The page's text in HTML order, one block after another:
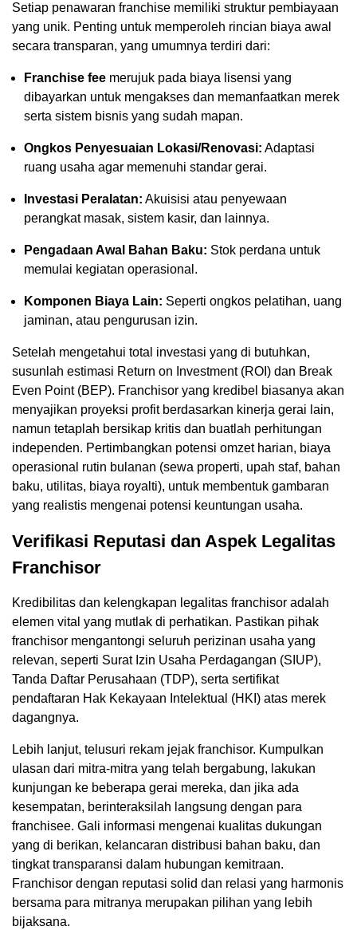
Setiap penawaran franchise memiliki struktur pembiayaan
yang unik. Penting untuk memperoleh rincian biaya awal
secara transparan, yang umumnya terdiri dari:
Franchise fee merujuk pada biaya lisensi yang
dibayarkan untuk mengakses dan memanfaatkan merek
serta sistem bisnis yang sudah mapan.
Ongkos Penyesuaian Lokasi/Renovasi: Adaptasi
ruang usaha agar memenuhi standar gerai.
Investasi Peralatan: Akuisisi atau penyewaan
perangkat masak, sistem kasir, dan lainnya.
Pengadaan Awal Bahan Baku: Stok perdana untuk
memulai kegiatan operasional.
Komponen Biaya Lain: Seperti ongkos pelatihan, uang
jaminan, atau pengurusan izin.
Setelah mengetahui total investasi yang di butuhkan,
susunlah estimasi Return on Investment (ROI) dan Break
Even Point (BEP). Franchisor yang kredibel biasanya akan
menyajikan proyeksi profit berdasarkan kinerja gerai lain,
namun tetaplah bersikap kritis dan buatlah perhitungan
independen. Pertimbangkan potensi omzet harian, biaya
operasional rutin bulanan (sewa properti, upah staf, bahan
baku, utilitas, biaya royalti), untuk membentuk gambaran
yang realistis mengenai potensi keuntungan usaha.
Verifikasi Reputasi dan Aspek Legalitas
Franchisor
Kredibilitas dan kelengkapan legalitas franchisor adalah
elemen vital yang mutlak di perhatikan. Pastikan pihak
franchisor mengantongi seluruh perizinan usaha yang
relevan, seperti Surat Izin Usaha Perdagangan (SIUP),
Tanda Daftar Perusahaan (TDP), serta sertifikat
pendaftaran Hak Kekayaan Intelektual (HKI) atas merek
dagangnya.
Lebih lanjut, telusuri rekam jejak franchisor. Kumpulkan
ulasan dari mitra-mitra yang telah bergabung, lakukan
kunjungan ke beberapa gerai mereka, dan jika ada
kesempatan, berinteraksilah langsung dengan para
franchisee. Gali informasi mengenai kualitas dukungan
yang di berikan, kelancaran distribusi bahan baku, dan
tingkat transparansi dalam hubungan kemitraan.
Franchisor dengan reputasi solid dan relasi yang harmonis
bersama para mitranya merupakan pilihan yang lebih
bijaksana.